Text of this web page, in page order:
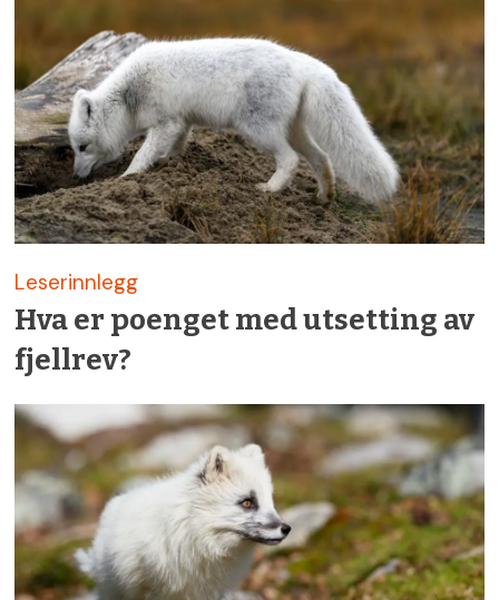
Leserinnlegg
Hva er poenget med utsetting av
fjellrev?